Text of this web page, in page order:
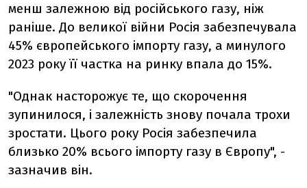
менш залежною від російського газу, ніж
раніше. До великої війни Росія забезпечувала
45% європейського імпорту газу, а минулого
2023 року її частка на ринку впала до 15%.
"Однак насторожує те, що скорочення
зупинилося, і залежність знову почала трохи
зростати. Цього року Росія забезпечила
близько 20% всього імпорту газу в Європу", -
зазначив він.